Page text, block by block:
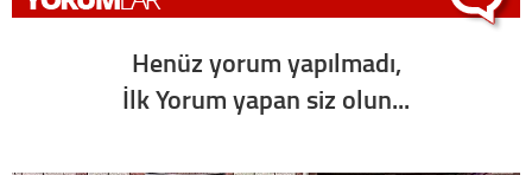
Henüz yorum yapılmadı,
İlk Yorum yapan siz olun...